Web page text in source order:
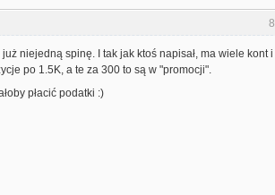
8
niejedną spinę. I tak jak ktoś napisał, ma wiele kont i
po 1.5K, a te za 300 to są w "promocji".
płacić podatki :)